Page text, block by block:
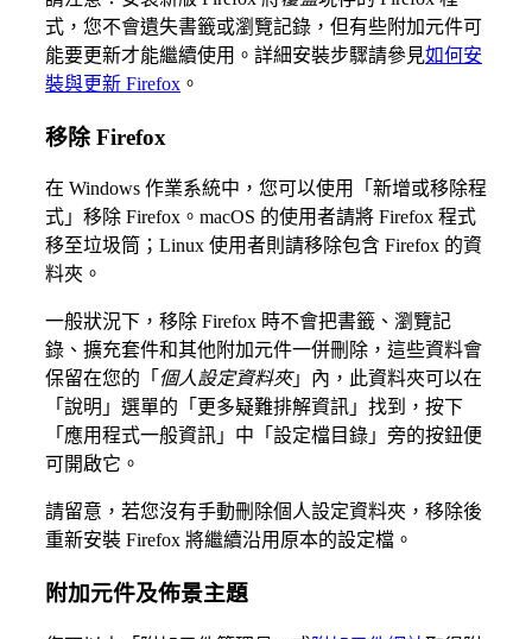
式，您不會遺失書籤或瀏覽記錄，但有些附加元件可
能要更新才能繼續使用。詳細安裝步驟請參見如何安
裝與更新 Firefox 。
移除 Firefox
在 Windows 作業系統中，您可以使用「新增或移除程
式」移除 Firefox。macOS 的使用者請將 Firefox 程式
移至垃圾筒；Linux 使用者則請移除包含 Firefox 的資
料夾。
一般狀況下，移除 Firefox 時不會把書籤、瀏覽記
錄、擴充套件和其他附加元件一併刪除，這些資料會
保留在您的「 個人設定資料夾」內，此資料夾可以在
「 說明 」選單的「 更多疑難排解資訊 」找到，按下
「 應用程式一般資訊 」中「設定檔目錄」旁的按鈕便
可開啟它。
請留意，若您沒有手動刪除個人設定資料夾，移除後
重新安裝 Firefox 將繼續沿用原本的設定檔。
附加元件及佈景主題